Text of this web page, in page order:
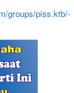
groups/­piss.ktb/­